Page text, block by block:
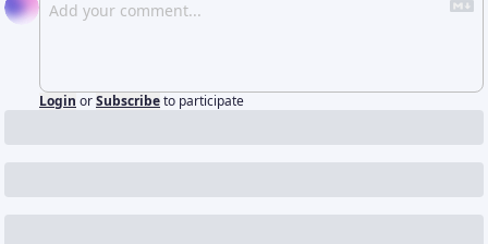
Login orSubscribeto participate